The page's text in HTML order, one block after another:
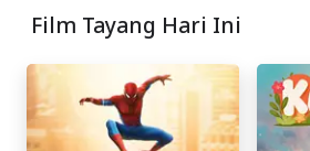
Film Tayang Hari Ini